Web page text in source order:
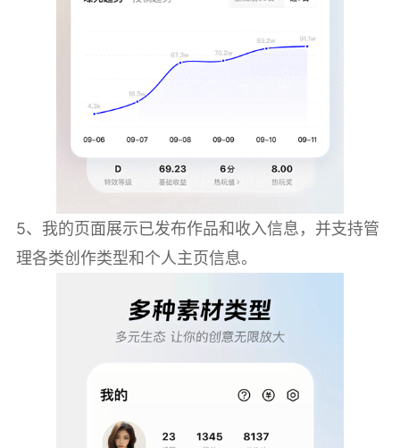
5、我的页面展示已发布作品和收入信息，并支持管
理各类创作类型和个人主页信息。